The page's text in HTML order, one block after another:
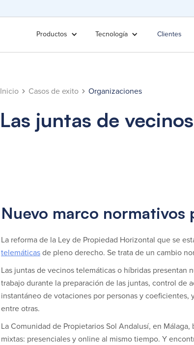
Productos Tecnología Clientes
Inicio Casos de exito Organizaciones
Las juntas de
Nuevo marco normativos
La reforma de la Ley de Propiedad Horizontal que se
telemáticasde pleno derecho. Se trata de un cambio
Las juntas de vecinos telemáticas o híbridas presentan
trabajo durante la preparación de las juntas, control de
instantáneo de votaciones por personas y
entre otras.
La Comunidad de Propietarios Sol Andalusí, en
mixtas: presenciales y online al mismo tiempo. Y